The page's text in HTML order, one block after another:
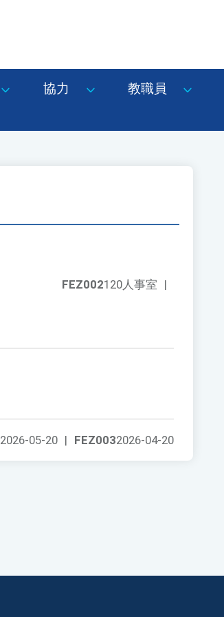
協力 教職員
FEZ002120人事室 |
FEZ0032026-04-20
2026-05-20 |